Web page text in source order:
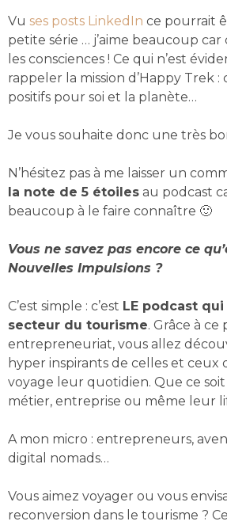
Vu ses posts LinkedIn ce pourrait
petite série … j’aime beaucoup car
les consciences ! Ce qui n’est
rappeler la mission d’Happy Trek :
positifs pour soi et la planète…
Je vous souhaite donc une très
N’hésitez pas à me laisser un
la note de 5 étoiles au podcast
beaucoup à le faire connaître 🙂
Vous ne savez pas encore ce
Nouvelles Impulsions ?
C’est simple : c’est LE podcast
secteur du tourisme. Grâce à
entrepreneuriat, vous allez
hyper inspirants de celles et ceux
voyage leur quotidien. Que ce
métier, entreprise ou même leur
A mon micro : entrepreneurs,
digital nomads…
Vous aimez voyager ou vous
reconversion dans le tourisme ?